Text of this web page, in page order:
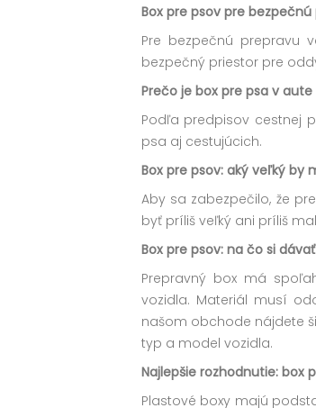
Box pre psov pre
Pre bezpečnú prepravu
bezpečný priestor pre
Prečo je box pre psa v
Podľa predpisov cestnej
psa aj cestujúcich.
Box pre psov: aký veľký by
Aby sa zabezpečilo, že
byť príliš veľký ani príliš
Box pre psov: na čo si
Prepravný box má
vozidla. Materiál musí
našom obchode nájdete
typ a model vozidla.
Najlepšie rozhodnutie: box
Plastové boxy majú